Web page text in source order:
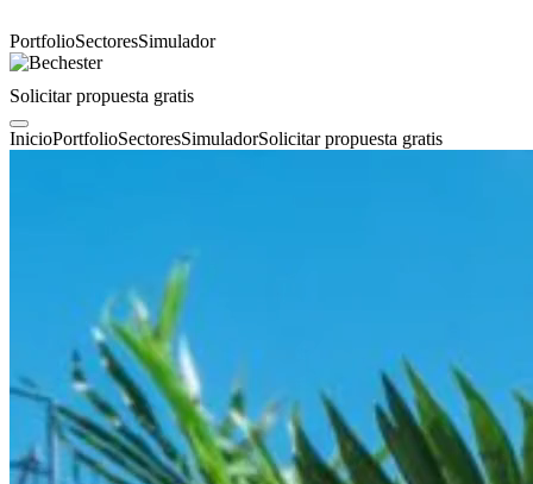
PortfolioSectoresSimulador
Solicitar propuesta gratis
InicioPortfolioSectoresSimuladorSolicitar propuesta gratis